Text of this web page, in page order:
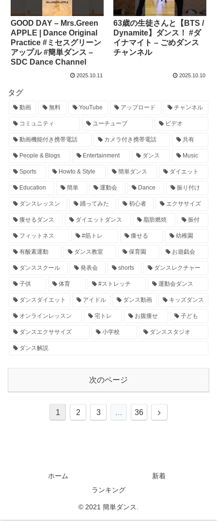
GOOD DAY – Mrs.Green
APPLE | Dance Original
Practice #ミセスグリーン
アップル #簡単ダンス –
SDC Dance Channel
2025.10.11
63歳の生徒さんと【BTS /
Dynamite】ダンス！ #ダ
イナマイト – ごめダンス
チャンネル
2025.10.10
タグ
動画 無料 YouTube アップロード チャンネル
コミュニティ ユーチューブ ビデオ
動画機能付き携帯電話 カメラ付き携帯電話 共有
People & Blogs Entertainment ダンス Music
Sports Howto & Style 簡単ダンス ダイエット
Education 簡単 運動会 Dance 振り付け
ダンスレッスン 踊ってみた 初心者 エクササイズ
痩せるダンス ダイエットダンス 脂肪燃焼 振付
フィットネス #筋トレ 痩せる 幼稚園
有酸素運動 ダンス教室 保育園 お遊戯会
ダンススクール 発表会 shorts ダンスレクチャー
子供 体育 #ストレッチ 運動会ダンス
ダンスダイエット アイドル ダンス動画 キッズダンス
オンラインレッスン 宅トレ お腹痩せ 子ども
ダンスエクササイズ 小学校 ダンススタジオ
ダンス解説
次のページ
1 2 3 … 36
ホーム
新着
ランキング
© 2021 簡単ダンス.